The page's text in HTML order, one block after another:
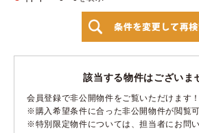
該当する物件はございま
会員登録で非公開物件をご覧いただけます！
※購入希望条件に合った非公開物件が閲覧可
※特別限定物件については、担当者にお問